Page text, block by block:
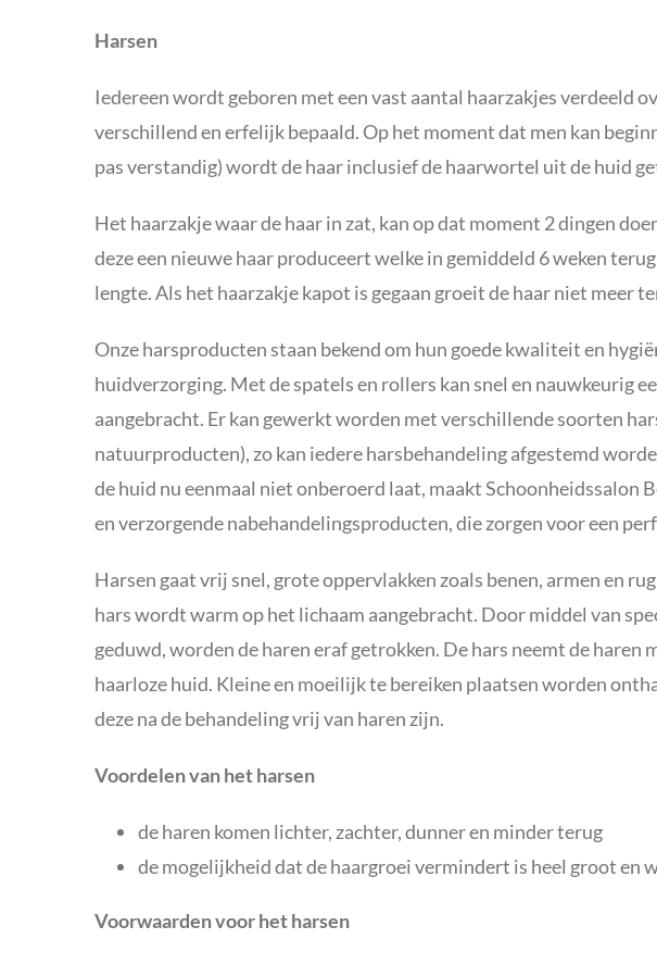
Harsen
Iedereen wordt geboren met een vast aantal haarzakjes verdeeld
verschillend en erfelijk bepaald. Op het moment dat men kan
pas verstandig) wordt de haar inclusief de haarwortel uit de huid
Het haarzakje waar de haar in zat, kan op dat moment 2 dingen
deze een nieuwe haar produceert welke in gemiddeld 6 weken
lengte. Als het haarzakje kapot is gegaan groeit de haar niet meer
Onze harsproducten staan bekend om hun goede kwaliteit en
huidverzorging. Met de spatels en rollers kan snel en nauwkeurig
aangebracht. Er kan gewerkt worden met verschillende soorten
natuurproducten), zo kan iedere harsbehandeling afgestemd
de huid nu eenmaal niet onberoerd laat, maakt Schoonheidssalon
en verzorgende nabehandelingsproducten, die zorgen voor een
Harsen gaat vrij snel, grote oppervlakken zoals benen, armen en
hars wordt warm op het lichaam aangebracht. Door middel van
geduwd, worden de haren eraf getrokken. De hars neemt de haren
haarloze huid. Kleine en moeilijk te bereiken plaatsen worden
deze na de behandeling vrij van haren zijn.
Voordelen van het harsen
de haren komen lichter, zachter, dunner en minder terug
de mogelijkheid dat de haargroei vermindert is heel groot en
Voorwaarden voor het harsen